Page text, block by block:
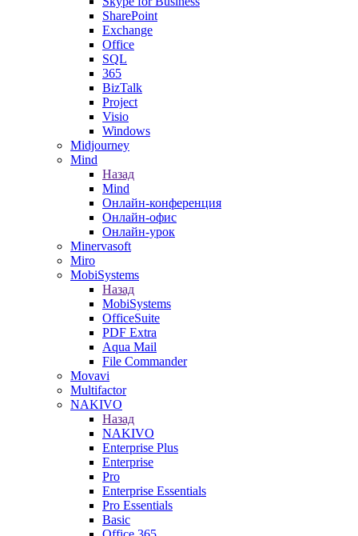
SharePoint
Exchange
Office
SQL
365
BizTalk
Project
Visio
Windows
Midjourney
Mind
Назад
Mind
Онлайн-конференция
Онлайн-офис
Онлайн-урок
Minervasoft
Miro
MobiSystems
Назад
MobiSystems
OfficeSuite
PDF Extra
Aqua Mail
File Commander
Movavi
Multifactor
NAKIVO
Назад
NAKIVO
Enterprise Plus
Enterprise
Pro
Enterprise Essentials
Pro Essentials
Basic